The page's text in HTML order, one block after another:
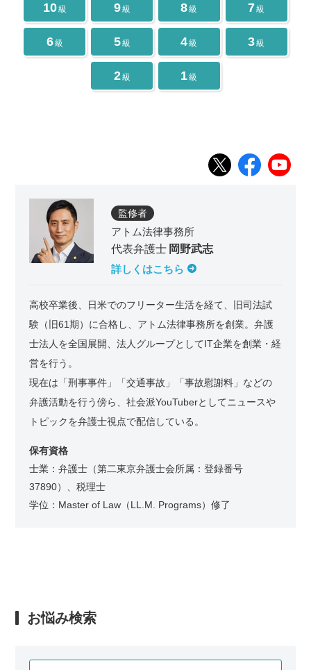
10級 9級 8級 7級
6級 5級 4級 3級
2級 1級
監修者
アトム法律事務所
代表弁護士 岡野武志
詳しくはこちら
高校卒業後、日米でのフリーター生活を経て、旧司法試
験（旧61期）に合格し、アトム法律事務所を創業。弁護
士法人を全国展開、法人グループとしてIT企業を創業・経
営を行う。
現在は「刑事事件」「交通事故」「事故慰謝料」などの
弁護活動を行う傍ら、社会派YouTuberとしてニュースや
トピックを弁護士視点で配信している。
保有資格
士業：弁護士（第二東京弁護士会所属：登録番号
37890）、税理士
学位：Master of Law（LL.M. Programs）修了
お悩み検索